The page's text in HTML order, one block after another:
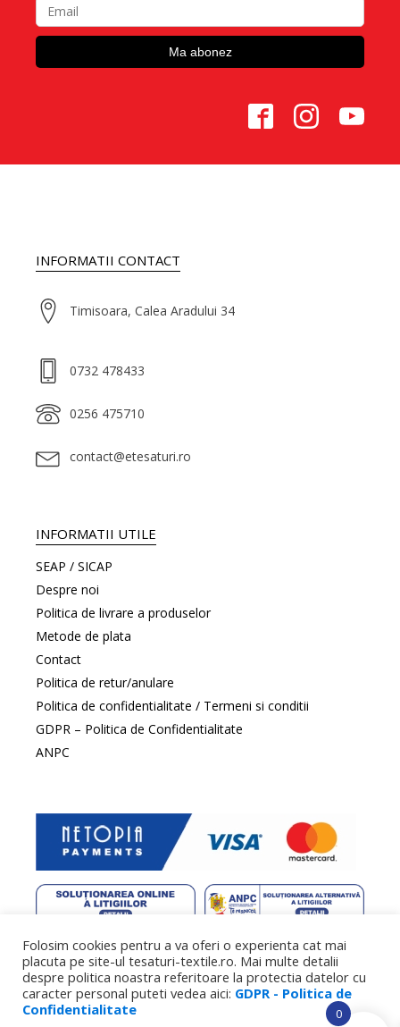
INFORMATII CONTACT
Timisoara, Calea Aradului 34
0732 478433
0256 475710
contact@etesaturi.ro
INFORMATII UTILE
SEAP / SICAP
Despre noi
Politica de livrare a produselor
Metode de plata
Contact
Politica de retur/anulare
Politica de confidentialitate / Termeni si conditii
GDPR – Politica de Confidentialitate
ANPC
web design by DowMedia |gazduire webby SpeedHost
Folosim cookies pentru a va oferi o experienta cat mai
placuta pe site-ul tesaturi-textile.ro. Mai multe detalii
despre politica noastra referitoare la protectia datelor cu
caracter personal puteti vedea aici: GDPR - Politica de
Confidentialitate
0